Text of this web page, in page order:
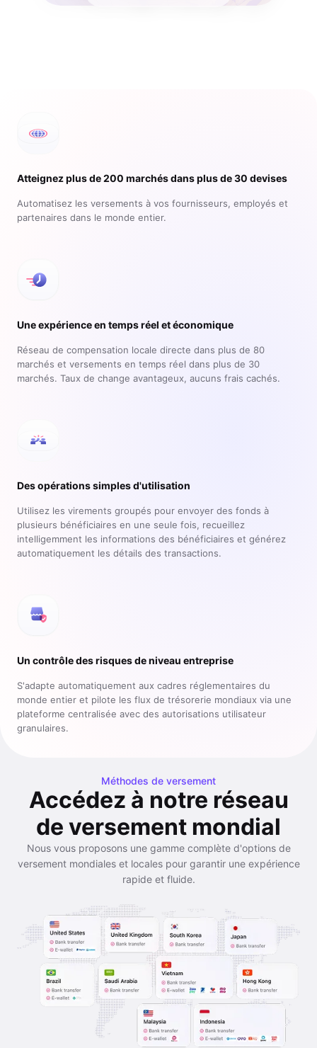
Atteignez plus de 200 marchés dans plus de 30 devises
Automatisez les versements à vos fournisseurs, employés et
partenaires dans le monde entier.
Une expérience en temps réel et économique
Réseau de compensation locale directe dans plus de 80
marchés et versements en temps réel dans plus de 30
marchés. Taux de change avantageux, aucuns frais cachés.
Des opérations simples d'utilisation
Utilisez les virements groupés pour envoyer des fonds à
plusieurs bénéficiaires en une seule fois, recueillez
intelligemment les informations des bénéficiaires et générez
automatiquement les détails des transactions.
Un contrôle des risques de niveau entreprise
S'adapte automatiquement aux cadres réglementaires du
monde entier et pilote les flux de trésorerie mondiaux via une
plateforme centralisée avec des autorisations utilisateur
granulaires.
Méthodes de versement
Accédez à notre réseau
de versement mondial
Nous vous proposons une gamme complète d'options de
versement mondiales et locales pour garantir une expérience
rapide et fluide.